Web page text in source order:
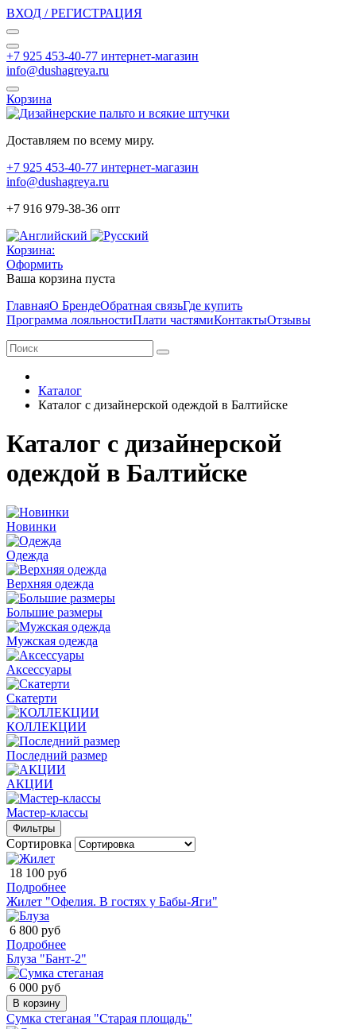
ВХОД / РЕГИСТРАЦИЯ
+7 925 453-40-77 интернет-магазин
info@dushagreya.ru
Корзина
Доставляем по всему миру.
+7 925 453-40-77 интернет-магазин
info@dushagreya.ru
+7 916 979-38-36 опт
Корзина:
Оформить
Ваша корзина пуста
ГлавнаяО БрендеОбратная связьГде купить
Программа лояльностиПлати частямиКонтактыОтзывы
Каталог
Каталог с дизайнерской одеждой в Балтийске
Каталог с дизайнерской
одеждой в Балтийске
Новинки
Одежда
Верхняя одежда
Большие размеры
Мужская одежда
Аксессуары
Скатерти
КОЛЛЕКЦИИ
Последний размер
АКЦИИ
Мастер-классы
Фильтры
Сортировка
18 100 руб
Подробнее
Жилет "Офелия. В гостях у Бабы-Яги"
6 800 руб
Подробнее
Блуза "Бант-2"
6 000 руб
В корзину
Сумка стеганая "Старая площадь"